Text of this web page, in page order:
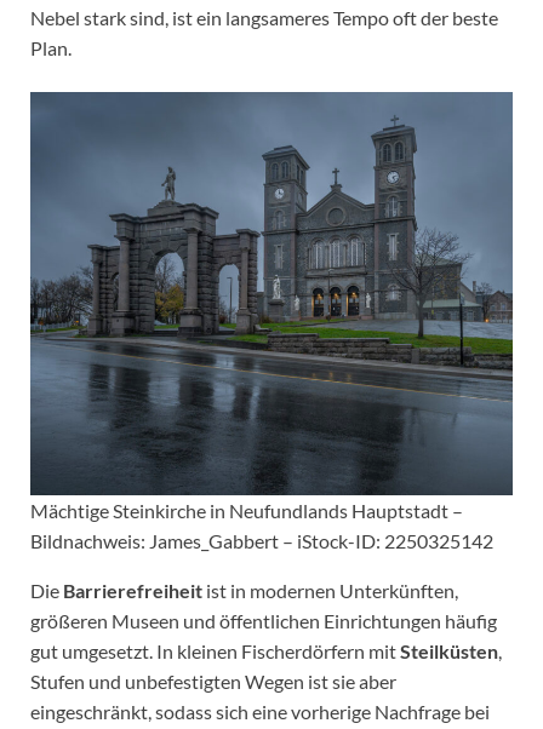
Nebel stark sind, ist ein langsameres Tempo oft der beste
Plan.
Mächtige Steinkirche in Neufundlands Hauptstadt –
Bildnachweis: James_Gabbert – iStock-ID: 2250325142
Die Barrierefreiheit ist in modernen Unterkünften,
größeren Museen und öffentlichen Einrichtungen häufig
gut umgesetzt. In kleinen Fischerdörfern mitSteilküsten,
Stufen und unbefestigten Wegen ist sie aber
eingeschränkt, sodass sich eine vorherige Nachfrage bei